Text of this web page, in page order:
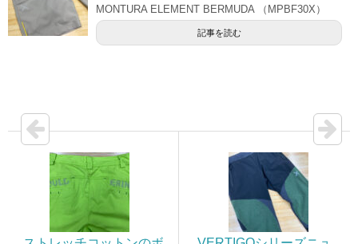
MONTURA ELEMENT BERMUDA （MPBF30X）
記事を読む